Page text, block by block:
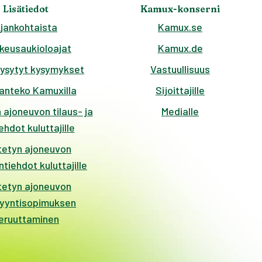
Lisätiedot
kysymykset
Kamuxilla
tilaus- ja
kuluttajille
ajoneuvon
kuluttajille
ajoneuvon
Kamux-konserni
Kamux.se
Kamux.de
Vastuullisuus
Sijoittajille
Medialle